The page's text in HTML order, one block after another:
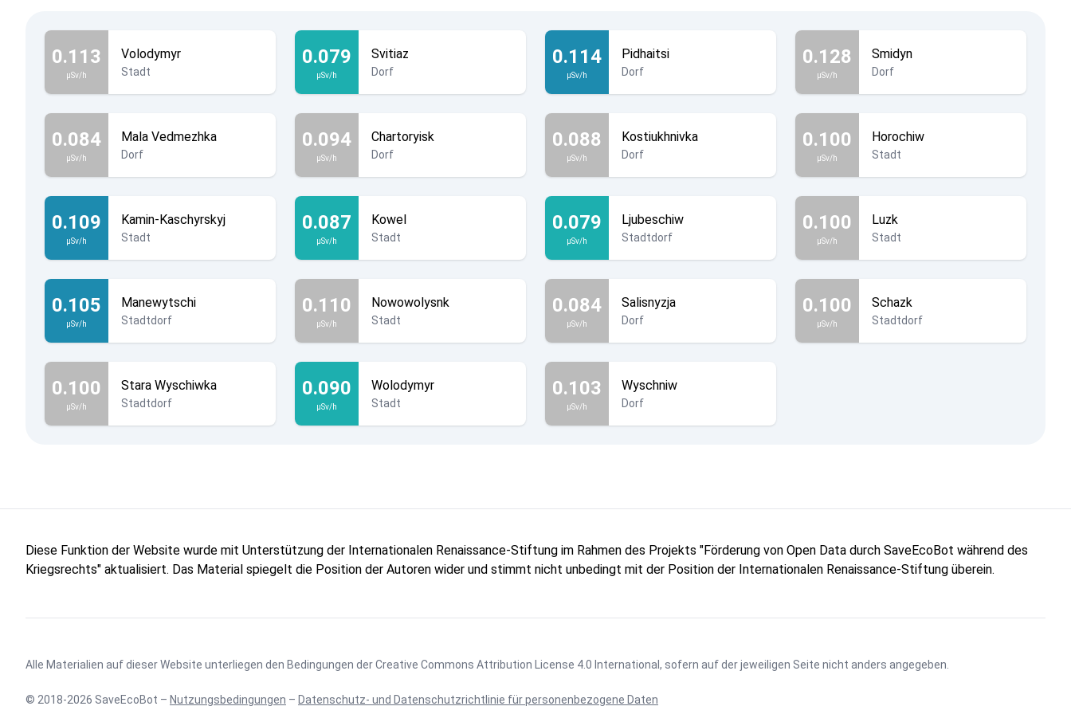
0.113
µSv/h
Volodymyr
Stadt
0.079
µSv/h
Svitiaz
Dorf
0.114
µSv/h
Pidhaitsi
Dorf
0.128
µSv/h
Smidyn
Dorf
0.084
µSv/h
Mala Vedmezhka
Dorf
0.094
µSv/h
Chartoryisk
Dorf
0.088
µSv/h
Kostiukhnivka
Dorf
0.100
µSv/h
Horochiw
Stadt
0.109
µSv/h
Kamin-Kaschyrskyj
Stadt
0.087
µSv/h
Kowel
Stadt
0.079
µSv/h
Ljubeschiw
Stadtdorf
0.100
µSv/h
Luzk
Stadt
0.105
µSv/h
Manewytschi
Stadtdorf
0.110
µSv/h
Nowowolysnk
Stadt
0.084
µSv/h
Salisnyzja
Dorf
0.100
µSv/h
Schazk
Stadtdorf
0.100
µSv/h
Stara Wyschiwka
Stadtdorf
0.090
µSv/h
Wolodymyr
Stadt
0.103
µSv/h
Wyschniw
Dorf
Diese Funktion der Website wurde mit Unterstützung der Internationalen Renaissance-Stiftung im Rahmen des Projekts "Förderung von Open Data durch SaveEcoBot während des
Kriegsrechts" aktualisiert. Das Material spiegelt die Position der Autoren wider und stimmt nicht unbedingt mit der Position der Internationalen Renaissance-Stiftung überein.
Alle Materialien auf dieser Website unterliegen den Bedingungen derCreative Commons Attribution License 4.0 International , sofern auf der jeweiligen Seite nicht anders angegeben.
© 2018-2026 SaveEcoBot – Nutzungsbedingungen – Datenschutz- und Datenschutzrichtlinie für personenbezogene Daten